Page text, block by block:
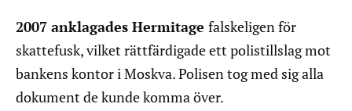
2007 anklagades Hermitage falskeligen för
skattefusk, vilket rättfärdigade ett polistillslag mot
bankens kontor i Moskva. Polisen tog med sig alla
dokument de kunde komma över.